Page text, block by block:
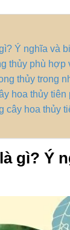
Ý nghĩa và
thủy phù hợp
thủy trong
hoa thủy tiên
cây hoa thủy
gì? Ý